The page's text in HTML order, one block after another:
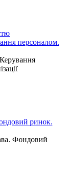
персоналом.
ринок.
Фондовий